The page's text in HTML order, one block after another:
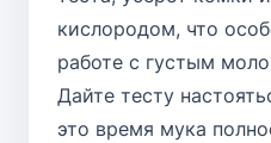
кислородом, что
работе с густым
Дайте тесту
это время мука